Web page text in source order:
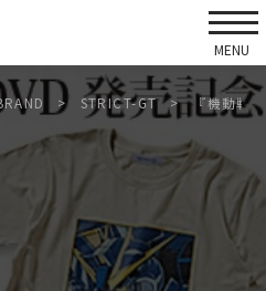
STRICT-GT 『機動戦